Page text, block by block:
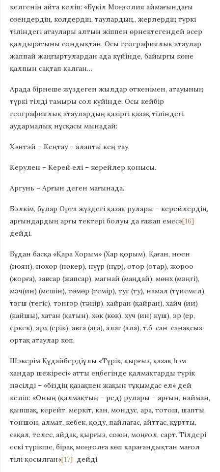
келгенін айта келіп: «Бүкіл Моңғолия аймағындағы
өзендердің, көлдердің, таулардың,, жерлердің түркі
тіліндегі атаулары алтын жіппен өрнектегендей әсер
қалдыратыны сондықтан. Осы географиялық атаулар
жаппай жаңғыртулардан ада күйінде, байырғы көне
қалпын сақтап қалған…
Арада бірнеше жүздеген жылдар өткенімен, атауының
түркі тілді тамыры сол күйінде. Осы кейбір
географиялық атаулардың қазіргі қазақ тіліндегі
аудармалық нұсқасы мынадай:
Хэнтэй – Кеңтау – алапты кең тау.
Керулен – Керей елі – керейлер қонысы.
Аргунь – Арғын деген мағынада.
Бәлкім, бұлар Орта жүздегі қазақ рулары – керейлердің,
арғындардың арғы тектері болуы да ғажап емес»[16]
дейді.
Бұдан басқа «Қара Хорым» (Хар қорым), Қаған, ноен
(ноян), нохор (нөкер), нүүр (нұр), отор (отар), жороо
(жорға), завсар (жапсар), магнай (маңдай), мөнх (мәңгі),
мәч(ин) (мешін), төмөр (темір), туг (ту), намал (түиемел),
тэгш (тегіс), тэнгэр (тәңір), хайран (қайран), хайч (ии)
(кайшы), хатан (қатын), хөк (көк), хуч (ин) күш), эр (ер,
еркек), эрх (ерік), авга (ага), алаг (ала), т.б. сан-санақсыз
ортақ атаулар көп.
Шәкерім Құдайбердіұлы «Түрік, қырғыз, қазақ һәм
хандар шежіресі» атты еңбегінде қалмақтарды түрік
нәсілді – «біздің қазақпен жақын тұқымдас ел» дей
келіп: «Оның (қалмақтың – ред) рулары – арғын, найман,
қыпшақ, керейт, меркіт, кан, мондус, ара, тотош, шапты,
тоншон, алмат, кебек, қоду, пайлағас, айттас, құртты,
сақал, телес, айдақ, қырғыз, союн, моңғол, сарт. Тілдері
ескі түрікше, бірақ моңғолға көп қарағандықтан мағол
тілі қосылған»[17] дейді.